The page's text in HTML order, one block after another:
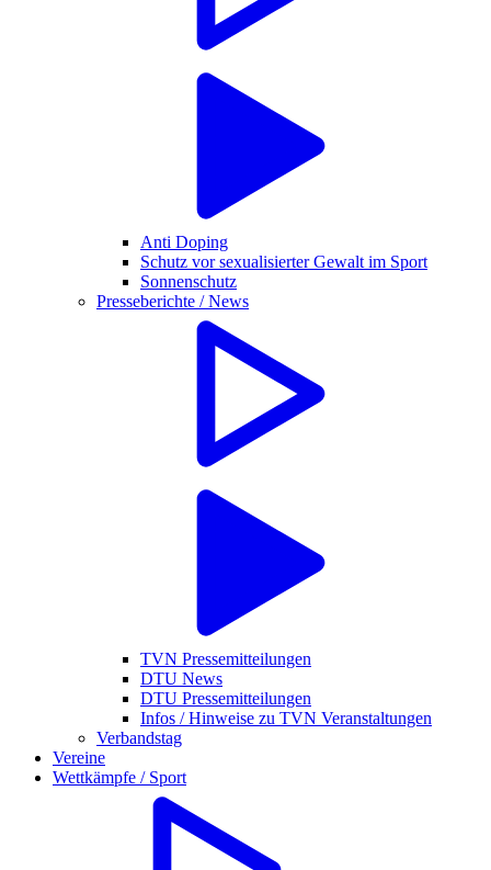
Anti Doping
Schutz vor sexualisierter Gewalt im Sport
Sonnenschutz
Presseberichte / News
TVN Pressemitteilungen
DTU News
DTU Pressemitteilungen
Infos / Hinweise zu TVN Veranstaltungen
Verbandstag
Vereine
Wettkämpfe / Sport